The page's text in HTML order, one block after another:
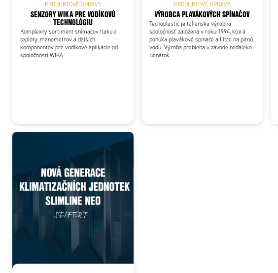
PRODUKTOVÉ SPRÁVY
SENZORY WIKA PRE VODÍKOVÚ
TECHNOLÓGIU
Komplexný sortiment snímačov tlaku a
teploty, manometrov a ďalších
komponentov pre vodíkové aplikácie od
spoločnosti WIKA
PRODUKTOVÉ SPRÁVY
VÝROBCA PLAVÁKOVÝCH SPÍNAČOV
Tecnoplastic je talianska výrobná
spoločnosť založená v roku 1994, ktorá
ponúka plavákové spínače a filtre na pitnú
vodu. Výroba prebieha v závode neďaleko
Benátok.